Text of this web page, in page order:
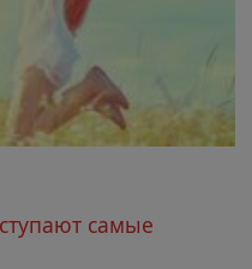
самые